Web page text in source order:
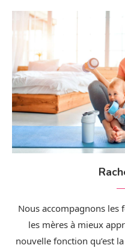
Nous accompagnons les
les mères à mieux
nouvelle fonction qu’est